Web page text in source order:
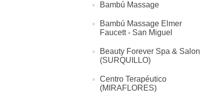
Bambú Massage
Bambú Massage Elmer
Faucett - San Miguel
Beauty Forever Spa & Salon
(SURQUILLO)
Centro Terapéutico
(MIRAFLORES)